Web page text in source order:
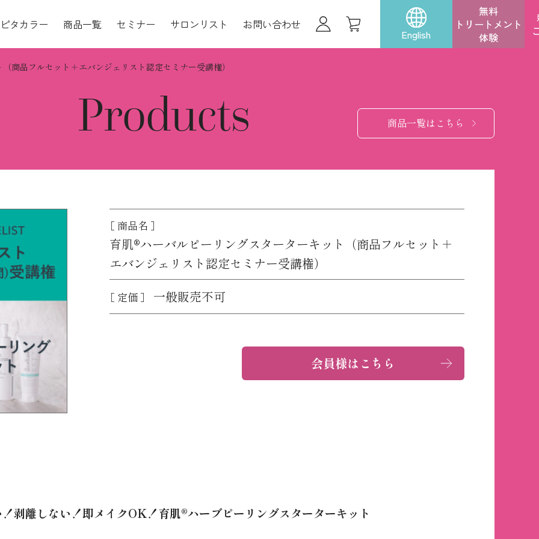
ピタカラー 商品一覧 セミナー サロンリスト お問い合わせ
English
無料
トリートメント
体験
商品フルセット＋エバンジェリスト認定セミナー受講権）
Products 商品一覧はこちら
［ 商品名 ］
育肌®ハーバルピーリングスターターキット（商品フルセット＋
エバンジェリスト認定セミナー受講権）
［ 定価 ］ 一般販売不可
会員様はこちら
剥離しない！即メイクOK！育肌®ハーブピーリングスターターキット